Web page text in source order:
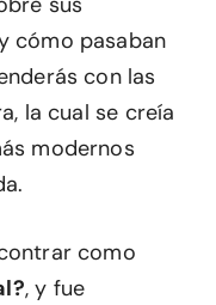
cómo pasaban
con las
la cual se creía
modernos
como
, y fue